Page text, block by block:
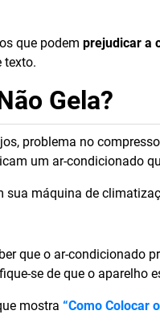
que podem prejudicar a
texto.
Gela?
problema no
um ar-condicionado
sua máquina de
que o ar-condicionado
se de que o aparelho
mostra “Como Colocar